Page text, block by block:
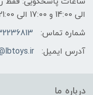
الی 14:00 و 17:00 الی 21:00
شماره تماس:
023-32236813 و
آدرس ایمیل:
درباره ما